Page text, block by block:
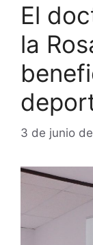
El
la
3 de junio